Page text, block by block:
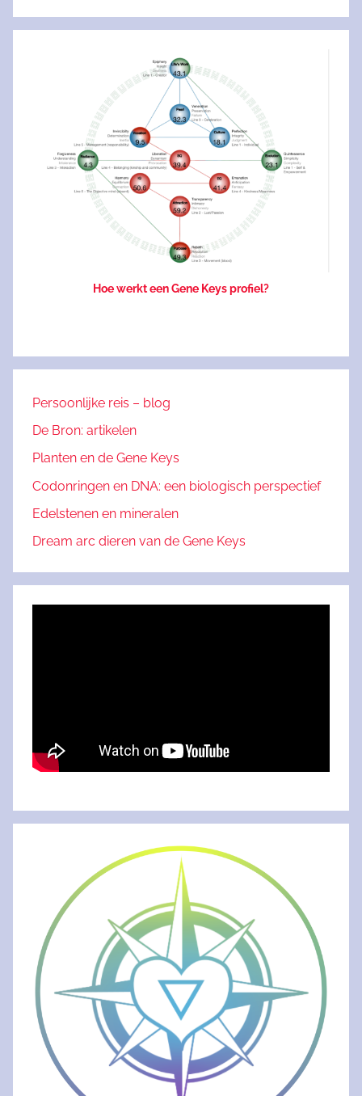
Hoe werkt een Gene Keys profiel?
Persoonlijke reis – blog
De Bron: artikelen
Planten en de Gene Keys
Codonringen en DNA: een biologisch perspectief
Edelstenen en mineralen
Dream arc dieren van de Gene Keys